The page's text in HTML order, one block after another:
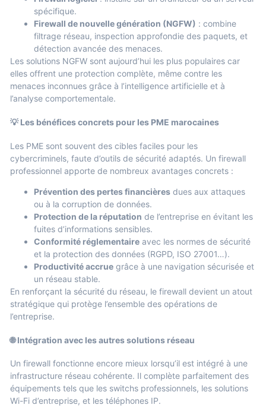
spécifique.
Firewall de nouvelle génération (NGFW) : combine
filtrage réseau, inspection approfondie des paquets, et
détection avancée des menaces.
Les solutions NGFW sont aujourd’hui les plus populaires car
elles offrent une protection complète, même contre les
menaces inconnues grâce à l’intelligence artificielle et à
l’analyse comportementale.
💡 Les bénéfices concrets pour les PME marocaines
Les PME sont souvent des cibles faciles pour les
cybercriminels, faute d’outils de sécurité adaptés. Un firewall
professionnel apporte de nombreux avantages concrets :
Prévention des pertes financières dues aux attaques
ou à la corruption de données.
Protection de la réputation de l’entreprise en évitant les
fuites d’informations sensibles.
Conformité réglementaire avec les normes de sécurité
et la protection des données (RGPD, ISO 27001…).
Productivité accrue grâce à une navigation sécurisée et
un réseau stable.
En renforçant la sécurité du réseau, le firewall devient un atout
stratégique qui protège l’ensemble des opérations de
l’entreprise.
🌐 Intégration avec les autres solutions réseau
Un firewall fonctionne encore mieux lorsqu’il est intégré à une
infrastructure réseau cohérente. Il complète parfaitement des
équipements tels que les switchs professionnels, les solutions
Wi-Fi d’entreprise, et les téléphones IP.